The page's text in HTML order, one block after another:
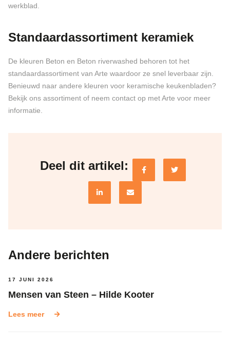
werkblad.
Standaardassortiment keramiek
De kleuren Beton en Beton riverwashed behoren tot het
standaardassortiment van Arte waardoor ze snel leverbaar zijn.
Benieuwd naar andere kleuren voor keramische keukenbladen?
Bekijk ons assortiment of neem contact op met Arte voor meer
informatie.
Deel dit artikel:
Andere berichten
17 JUNI 2026
Mensen van Steen – Hilde Kooter
Lees meer